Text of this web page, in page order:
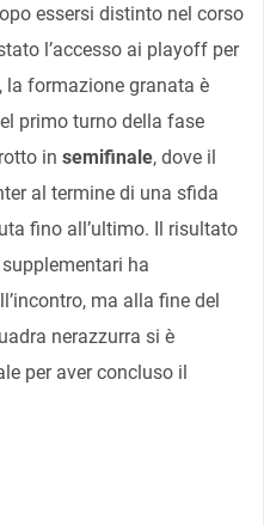
essersi distinto nel corso
l’accesso ai playoff per
la formazione granata è
primo turno della fase
in semifinale, dove il
al termine di una sfida
fino all’ultimo. Il risultato
ha
ma alla fine del
nerazzurra si è
per aver concluso il